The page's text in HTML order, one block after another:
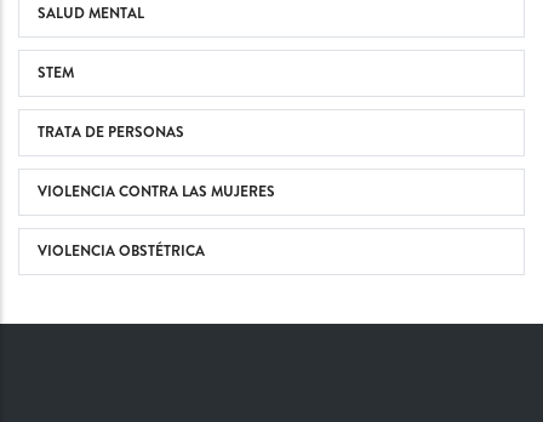
SALUD MENTAL
STEM
TRATA DE PERSONAS
VIOLENCIA CONTRA LAS MUJERES
VIOLENCIA OBSTÉTRICA